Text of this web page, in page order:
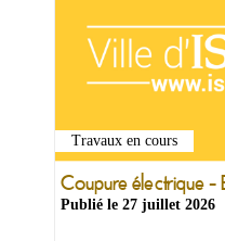
Travaux en cours
Coupure électrique -
Publié le 27 juillet 2026